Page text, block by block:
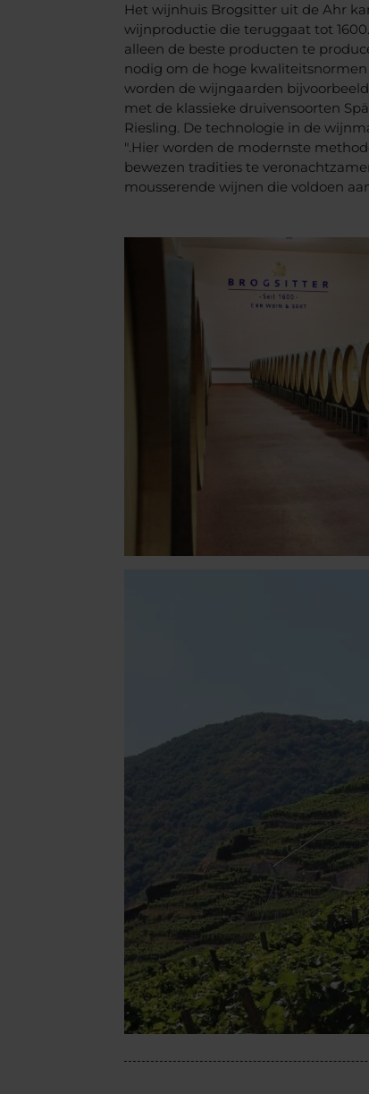
Het wijnhuis Brogsitter uit de Ahr
wijnproductie die teruggaat tot
alleen de beste producten te
nodig om de hoge
worden de wijngaarden
met de klassieke druivensoorten
Riesling. De technologie in de
".Hier worden de modernste
bewezen tradities te
mousserende wijnen die voldoen